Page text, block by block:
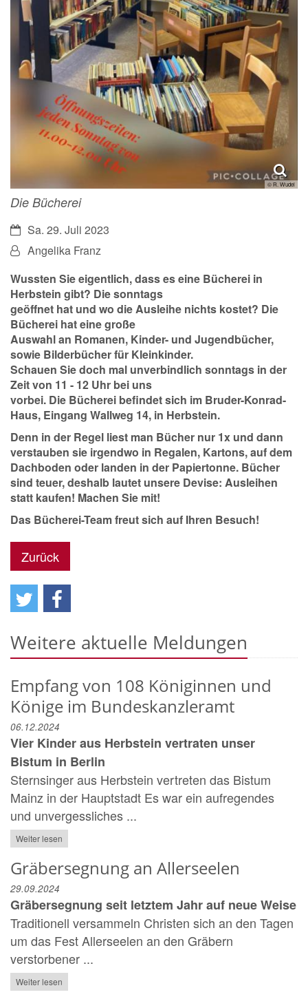
© R. Wudel
Die Bücherei
Datum:Sa. 29. Juli 2023
Von:Angelika Franz
Wussten Sie eigentlich, dass es eine Bücherei in
Herbstein gibt? Die sonntags
geöffnet hat und wo die Ausleihe nichts kostet? Die
Bücherei hat eine große
Auswahl an Romanen, Kinder- und Jugendbücher,
sowie Bilderbücher für Kleinkinder.
Schauen Sie doch mal unverbindlich sonntags in der
Zeit von 11 - 12 Uhr bei uns
vorbei. Die Bücherei befindet sich im Bruder-Konrad-
Haus, Eingang Wallweg 14, in Herbstein.
Denn in der Regel liest man Bücher nur 1x und dann
verstauben sie irgendwo in Regalen, Kartons, auf dem
Dachboden oder landen in der Papiertonne. Bücher
sind teuer, deshalb lautet unsere Devise: Ausleihen
statt kaufen! Machen Sie mit!
Das Bücherei-Team freut sich auf Ihren Besuch!
Zurück
Weitere aktuelle Meldungen
Empfang von 108 Königinnen und
Könige im Bundeskanzleramt
06.12.2024
Vier Kinder aus Herbstein vertraten unser
Bistum in Berlin
Sternsinger aus Herbstein vertreten das Bistum
Mainz in der Hauptstadt Es war ein aufregendes
und unvergessliches ...
Weiter lesen
Gräbersegnung an Allerseelen
29.09.2024
Gräbersegnung seit letztem Jahr auf neue Weise
Traditionell versammeln Christen sich an den Tagen
um das Fest Allerseelen an den Gräbern
verstorbener ...
Weiter lesen